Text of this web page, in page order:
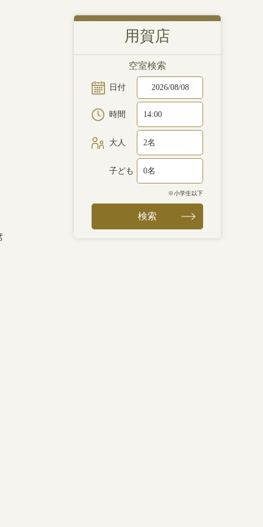
用賀店
空室検索
日付
時間
大人
子ども
※小学生以下
検索